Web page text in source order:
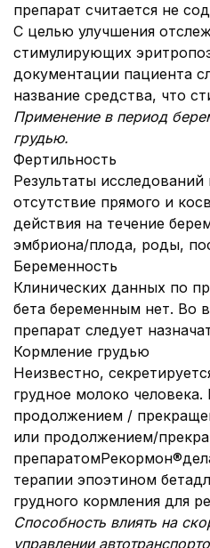
препарат считается не
С целью улучшения
стимулирующих
документации пациента
название средства, что
Применение в период
грудью.
Фертильность
Результаты
отсутствие прямого и
действия на течение
эмбриона/плода, роды,
Беременность
Клинических данных по
бета беременным нет. Во
препарат следует
Кормление грудью
Неизвестно,
грудное молоко
продолжением /
или продолжением/
терапии эпоэтином
грудного кормления для
Способность влиять на
управлении